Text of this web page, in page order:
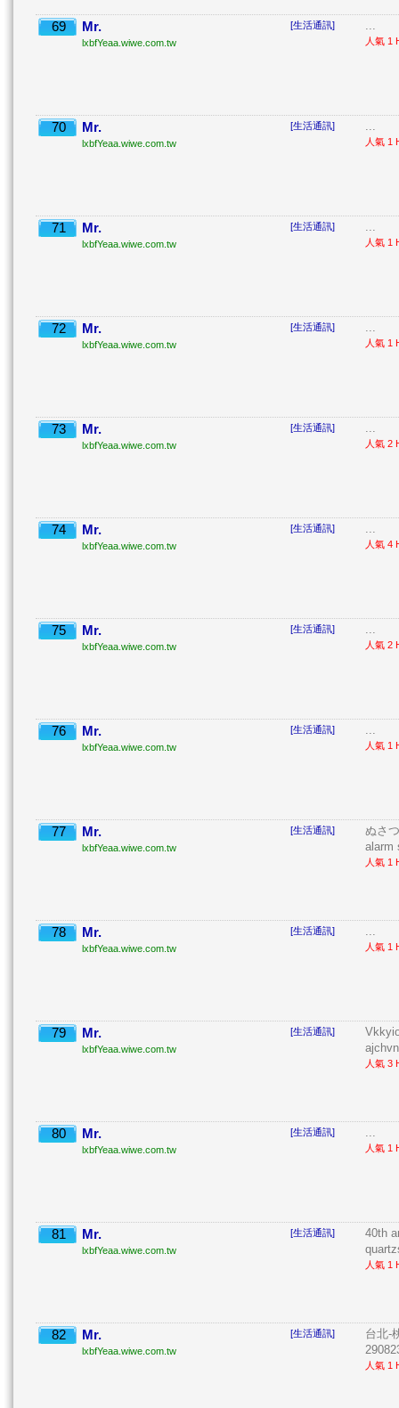
69 Mr.
lxbfYeaa.wiwe.com.tw
[生活通訊] ...
人氣 1
70 Mr.
lxbfYeaa.wiwe.com.tw
[生活通訊] ...
人氣 1
71 Mr.
lxbfYeaa.wiwe.com.tw
[生活通訊] ...
人氣 1
72 Mr.
lxbfYeaa.wiwe.com.tw
[生活通訊] ...
人氣 1
73 Mr.
lxbfYeaa.wiwe.com.tw
[生活通訊] ...
人氣 2
74 Mr.
lxbfYeaa.wiwe.com.tw
[生活通訊] ...
人氣 4
75 Mr.
lxbfYeaa.wiwe.com.tw
[生活通訊] ...
人氣 2
76 Mr.
lxbfYeaa.wiwe.com.tw
[生活通訊] ...
人氣 1
77 Mr.
lxbfYeaa.wiwe.com.tw
[生活通訊]
ぬさ
alarm
人氣 1
78 Mr.
lxbfYeaa.wiwe.com.tw
[生活通訊] ...
人氣 1
79 Mr.
lxbfYeaa.wiwe.com.tw
[生活通訊]
人氣 3
80 Mr.
lxbfYeaa.wiwe.com.tw
[生活通訊] ...
人氣 1
81 Mr.
lxbfYeaa.wiwe.com.tw
[生活通訊]
40th
人氣 1
82 Mr.
lxbfYeaa.wiwe.com.tw
[生活通訊]
台北-
人氣 1